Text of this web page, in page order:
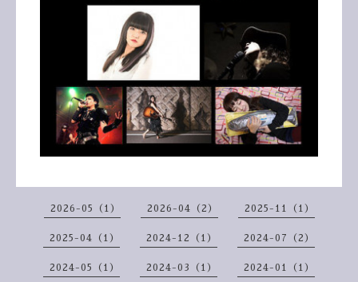
2026-05（1） 2026-04（2） 2025-11（1）
2025-04（1） 2024-12（1） 2024-07（2）
2024-05（1） 2024-03（1） 2024-01（1）